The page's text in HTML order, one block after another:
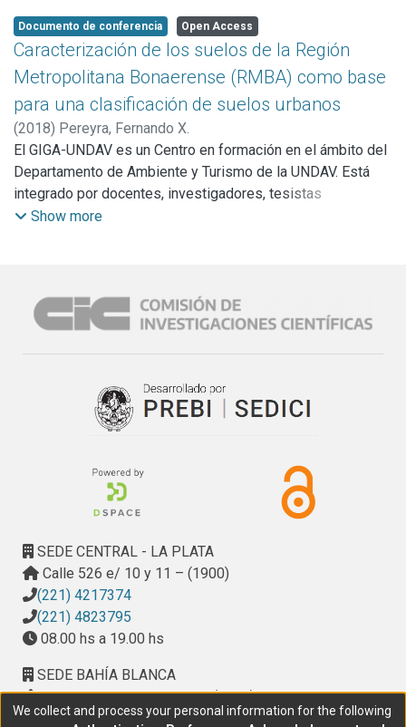
Documento de conferencia Open Access
Caracterización de los suelos de la Región
Metropolitana Bonaerense (RMBA) como base
para una clasificación de suelos urbanos
(2018) Pereyra, Fernando X.
El GIGA-UNDAV es un Centro en formación en el ámbito del
Departamento de Ambiente y Turismo de la UNDAV. Está
integrado por docentes, investigadores, tesistas
doctorales, becarios de grado y estudiantes. Actualmente
• Caracterización de suelos urbanos.
• Estudio de las influencias de las acciones antrópicas en el
• Adaptación de las zonas urbanas al Cambio Climático.
Show more
SEDE CENTRAL - LA PLATA
Calle 526 e/ 10 y 11 – (1900)
(221) 4217374
(221) 4823795
08.00 hs a 19.00 hs
SEDE BAHÍA BLANCA
Calle Ciudad de Cali 320 – (8000). Universidad
Provincial del Sudoeste (UPSO)
We collect and process your personal information for the following